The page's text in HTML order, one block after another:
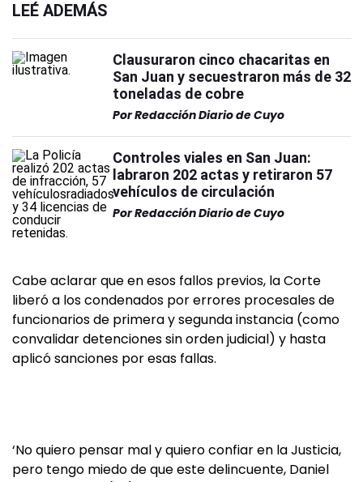
LEÉ ADEMÁS
Clausuraron cinco chacaritas en
San Juan y secuestraron más de 32
toneladas de cobre
PorRedacción Diario de Cuyo
Controles viales en San Juan:
labraron 202 actas y retiraron 57
vehículos de circulación
PorRedacción Diario de Cuyo
Cabe aclarar que en esos fallos previos, la Corte
liberó a los condenados por errores procesales de
funcionarios de primera y segunda instancia (como
convalidar detenciones sin orden judicial) y hasta
aplicó sanciones por esas fallas.
‘No quiero pensar mal y quiero confiar en la Justicia,
pero tengo miedo de que este delincuente, Daniel